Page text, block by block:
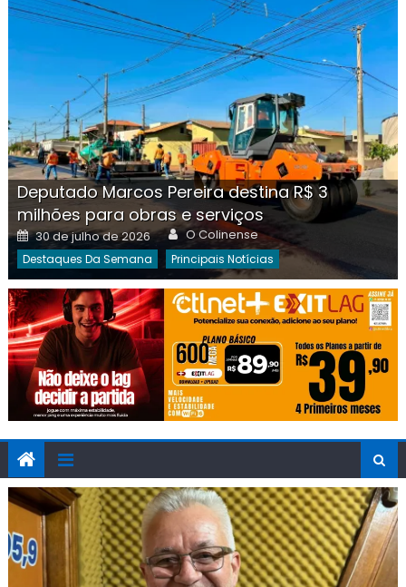
Deputado Marcos Pereira destina R$ 3
milhões para obras e serviços
Posted
on
30 de julho de 2026 Author
O Colinense
Destaques Da Semana Principais Notícias